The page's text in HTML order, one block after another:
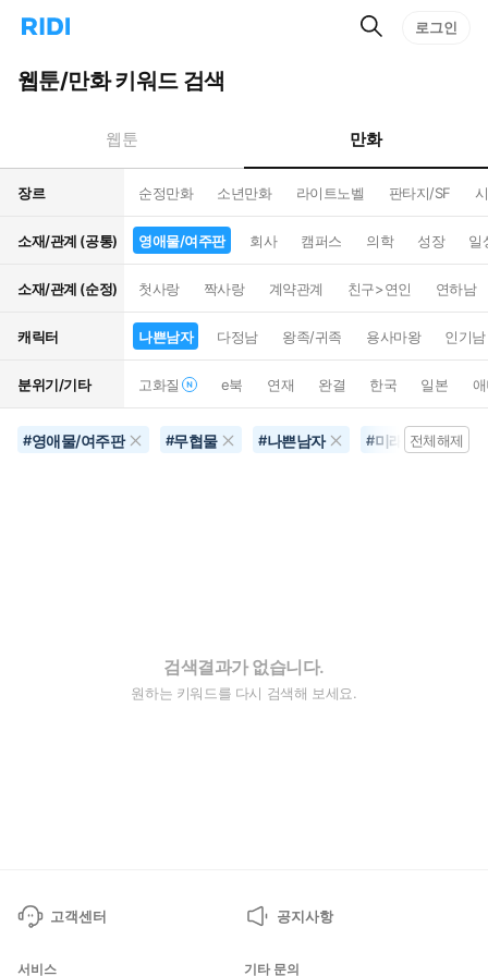
리
홈
으
턴
트
검
로그인
웹툰/만화 키워드 검색
웹툰 만화
장르 순정만화 소년만화 라이트노벨 판타지/SF
소재/관계 (공통) 영애물/여주판 회사 캠퍼스 의학 성장 일
소재/관계 (순정) 첫사랑 짝사랑 계약관계 친구>연인 연하남
캐릭터 나쁜남자 다정남 왕족/귀족 용사마왕 인기남
분위기/기타 고화질 e북 연재 완결 한국 일본
#영애물/여주판 #무협물 #나쁜남자 #미래배경전체해제
검색결과가 없습니다.
원하는 키워드를 다시 검색해 보세요.
고객센터 공지사항
서비스 기타 문의